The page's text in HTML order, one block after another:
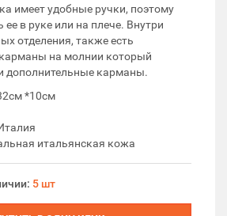
имеет удобные ручки, поэтому
в руке или на плече. Внутри
отделения, также есть
на молнии который
дополнительные карманы.
*10см
итальянская кожа
5 шт